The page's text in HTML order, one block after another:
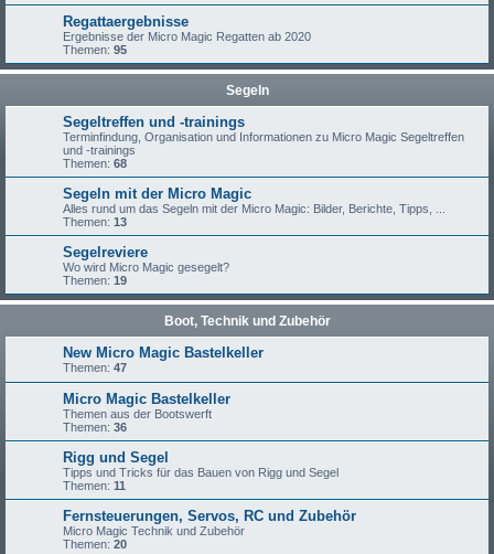
Regattaergebnisse
Ergebnisse der Micro Magic Regatten ab 2020
Themen: 95
Segeln
Segeltreffen und -trainings
Terminfindung, Organisation und Informationen zu Micro Magic Segeltreffen
und -trainings
Themen: 68
Segeln mit der Micro Magic
Alles rund um das Segeln mit der Micro Magic: Bilder, Berichte, Tipps, ...
Themen: 13
Segelreviere
Wo wird Micro Magic gesegelt?
Themen: 19
Boot, Technik und Zubehör
New Micro Magic Bastelkeller
Themen: 47
Micro Magic Bastelkeller
Themen aus der Bootswerft
Themen: 36
Rigg und Segel
Tipps und Tricks für das Bauen von Rigg und Segel
Themen: 11
Fernsteuerungen, Servos, RC und Zubehör
Micro Magic Technik und Zubehör
Themen: 20